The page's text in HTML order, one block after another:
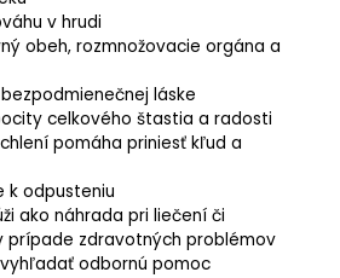
v hrudi
obeh, rozmnožovacie orgána a
láske
celkového štastia a radosti
pomáha priniesť kľud a
k odpusteniu
ako náhrada pri liečení či
prípade zdravotných problémov
odbornú pomoc